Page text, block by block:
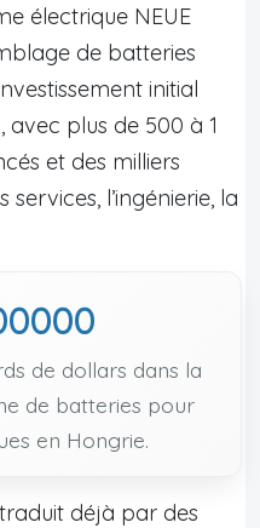
électrique NEUE
de batteries
initial
avec plus de 500 à 1
et des milliers
services, l’ingénierie, la
de dollars dans la
de batteries pour
en Hongrie.
déjà par des